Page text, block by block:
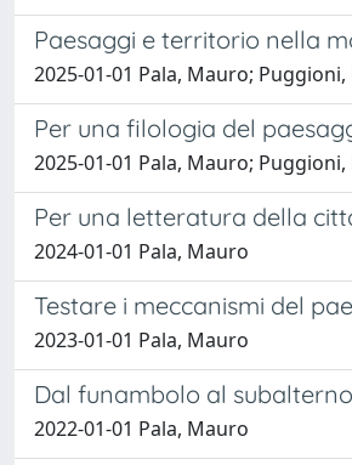
Paesaggi e territorio nella
2025-01-01 Pala, Mauro;
Per una filologia del
2025-01-01 Pala, Mauro;
Per una letteratura della
2024-01-01 Pala, Mauro
Testare i meccanismi del
2023-01-01 Pala, Mauro
Dal funambolo al
2022-01-01 Pala, Mauro